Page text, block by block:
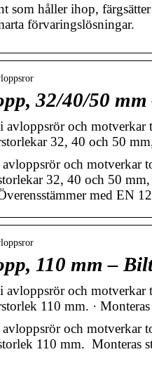
som håller ihop,
förvaringslösningar.
32/40/50 mm
och motverkar
32, 40 och 50
och motverkar
32, 40 och 50
med EN
110 mm –
och motverkar
110 mm. ·
och motverkar
110 mm. Monteras